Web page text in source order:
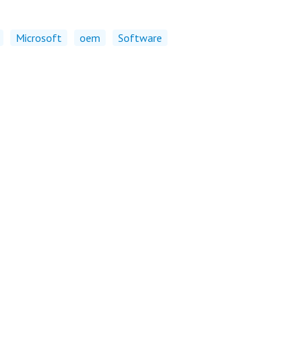
Microsoft oem Software